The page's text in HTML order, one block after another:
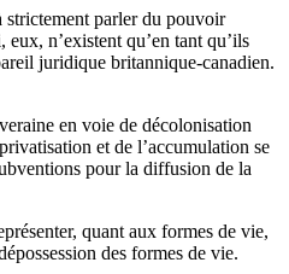
strictement parler du pouvoir
n’existent qu’en tant qu’ils
juridique britannique-canadien.
en voie de décolonisation
et de l’accumulation se
pour la diffusion de la
quant aux formes de vie,
des formes de vie.